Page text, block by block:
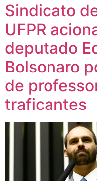
Sindicato
UFPR
deputado
Bolsonaro
de
traficantes